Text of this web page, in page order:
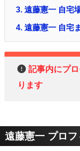
3. 遠藤憲一 自宅
4. 遠藤憲一 自宅
記事内にプロ
ります
遠藤憲一 プロフ